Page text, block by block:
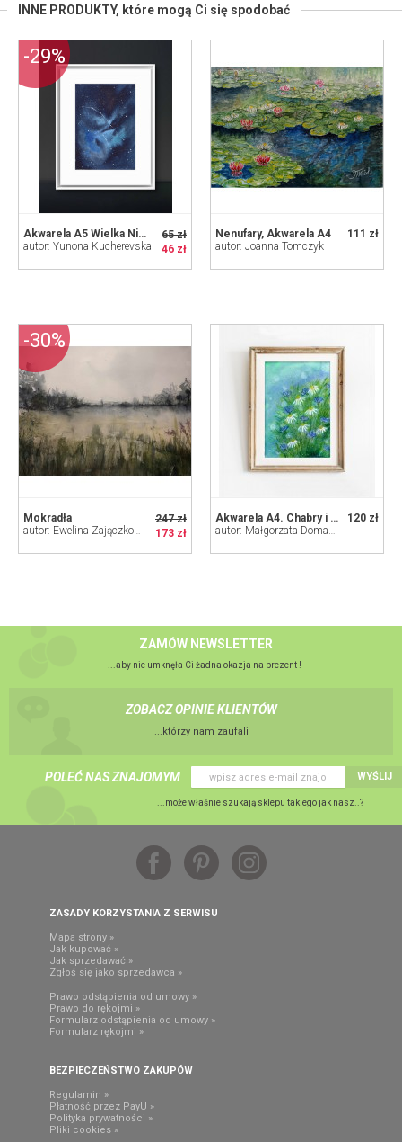
INNE PRODUKTY, które mogą Ci się spodobać
65 zł
46 zł
Akwarela A5 Wielka Niedźwiedzica
autor: Yunona Kucherevska
-29%
111 zł
Nenufary, Akwarela A4
autor: Joanna Tomczyk
247 zł
173 zł
Mokradła
autor: Ewelina Zajączkowska
-30%
120 zł
Akwarela A4. Chabry i rumianki
autor: Małgorzata Domańska ART
ZAMÓW NEWSLETTER
...aby nie umknęła Ci żadna okazja na prezent !
ZOBACZ OPINIE KLIENTÓW
...którzy nam zaufali
POLEĆ NAS ZNAJOMYM WYŚLIJ
...może właśnie szukają sklepu takiego jak nasz..?
ZASADY KORZYSTANIA Z SERWISU
Mapa strony »
Jak kupować »
Jak sprzedawać »
Zgłoś się jako sprzedawca »
Prawo odstąpienia od umowy »
Prawo do rękojmi »
Formularz odstąpienia od umowy »
Formularz rękojmi »
BEZPIECZEŃSTWO ZAKUPÓW
Regulamin »
Płatność przez PayU »
Polityka prywatności »
Pliki cookies »